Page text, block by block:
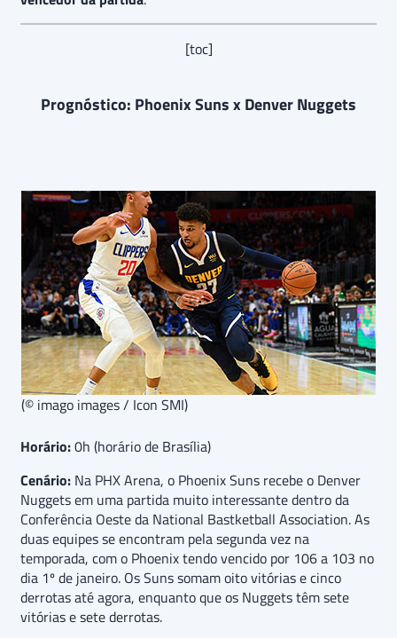
[toc]
Prognóstico: Phoenix Suns x Denver Nuggets
(© imago images / Icon SMI)
Horário:0h (horário de Brasília)
Cenário: Na PHX Arena, o Phoenix Suns recebe o Denver
Nuggets em uma partida muito interessante dentro da
Conferência Oeste da National Bastketball Association. As
duas equipes se encontram pela segunda vez na
temporada, com o Phoenix tendo vencido por 106 a 103 no
dia 1º de janeiro. Os Suns somam oito vitórias e cinco
derrotas até agora, enquanto que os Nuggets têm sete
vitórias e sete derrotas.